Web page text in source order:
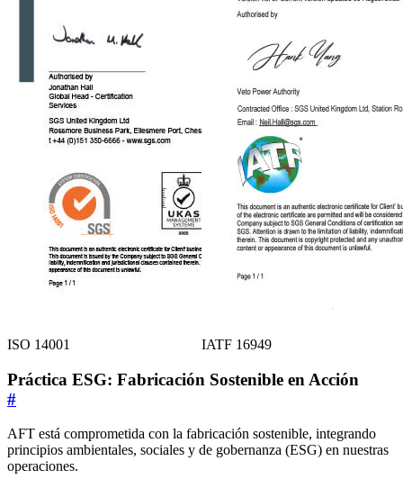
ISO 14001 IATF 16949
Práctica ESG: Fabricación Sostenible en Acción
#
AFT está comprometida con la fabricación sostenible, integrando
principios ambientales, sociales y de gobernanza (ESG) en nuestras
operaciones.